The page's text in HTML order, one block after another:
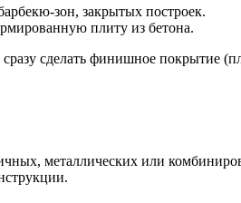
зон, закрытых построек.
плиту из бетона.
сделать финишное покрытие
металлических или